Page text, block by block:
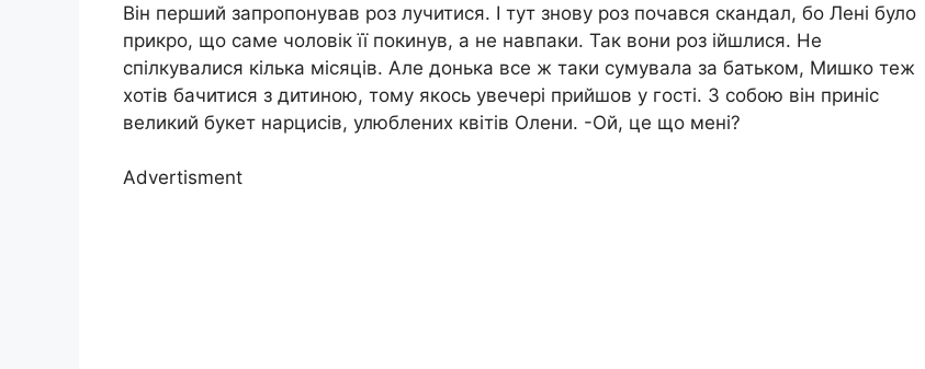
Він перший запропонував роз лучитися. І тут знову роз почався скандал, бо Лені було
прикро, що саме чоловік її покинув, а не навпаки. Так вони роз ійшлися. Не
спілкувалися кілька місяців. Але донька все ж таки сумувала за батьком, Мишко теж
хотів бачитися з дитиною, тому якось увечері прийшов у гості. З собою він приніс
великий букет нарцисів, улюблених квітів Олени. -Ой, це що мені?
Advertisment